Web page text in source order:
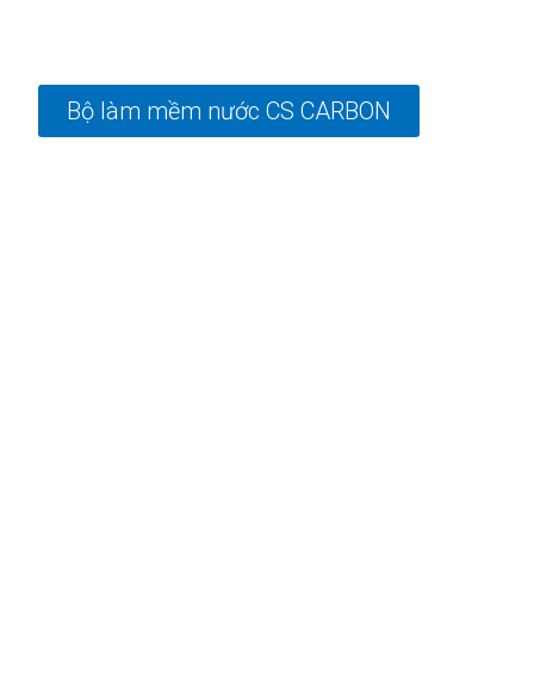
Bộ làm mềm nước CS CARBON